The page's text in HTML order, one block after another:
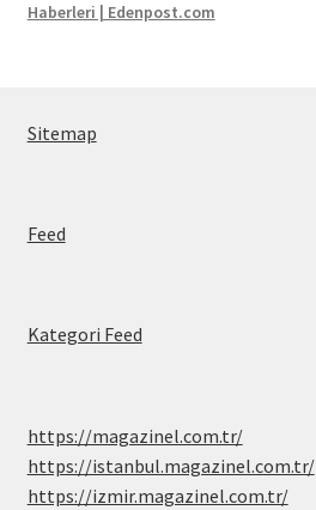
Haberleri | Edenpost.com
Sitemap
Feed
Kategori Feed
https://magazinel.com.tr/
https://istanbul.magazinel.com.tr/
https://izmir.magazinel.com.tr/